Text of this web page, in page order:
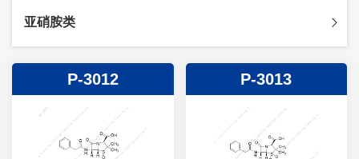
头孢吡肟杂质
头孢地嗪钠杂质
头孢噻肟杂质
头孢曲松钠杂质
美洛西林杂质
多尼培南杂质
苄丝肼杂质
克拉霉素杂质
螺旋霉素杂质
克拉维酸钾杂质
杂质对照品
亚硝胺类
P-3012 P-3013